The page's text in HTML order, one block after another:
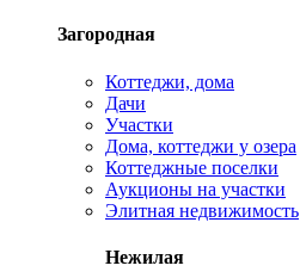
Загородная
Коттеджи, дома
Дачи
Участки
Дома, коттеджи у озера
Коттеджные поселки
Аукционы на участки
Элитная недвижимость
Нежилая